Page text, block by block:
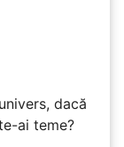
dacă
ai teme?